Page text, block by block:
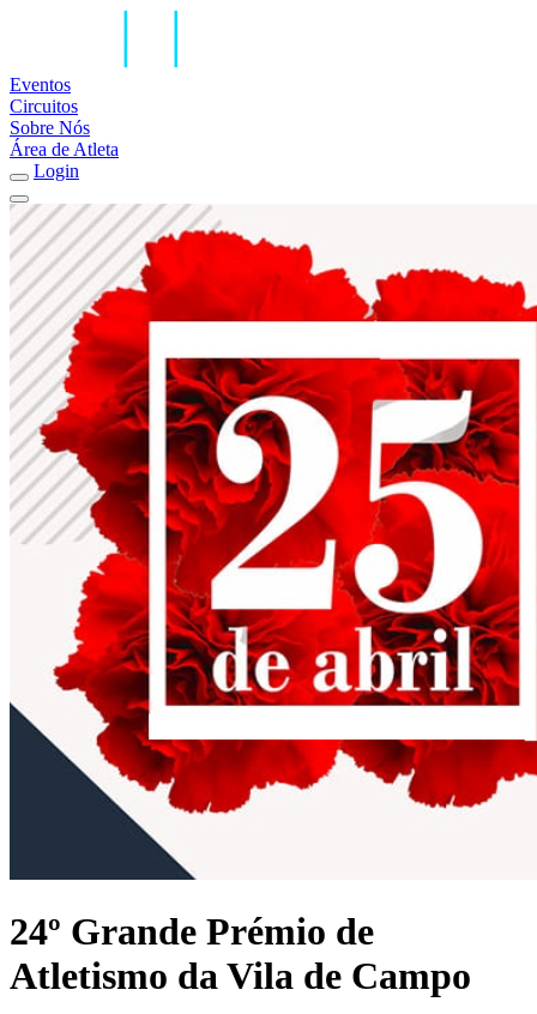
Eventos
Circuitos
Sobre Nós
Área de Atleta
Login
24º Grande Prémio de
Atletismo da Vila de Campo